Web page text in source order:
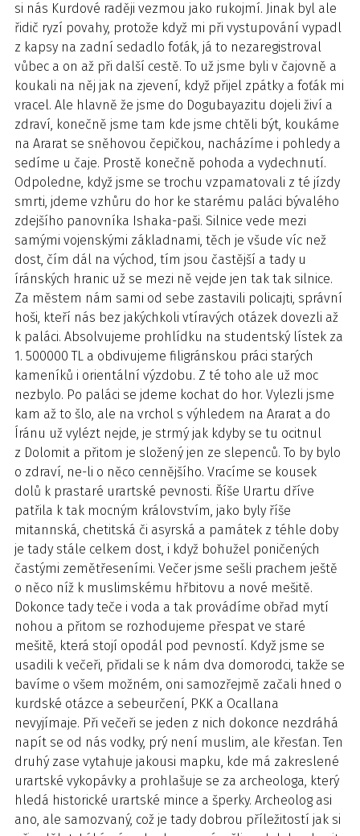
si nás Kurdové raději vezmou jako rukojmí. Jinak byl ale
řidič ryzí povahy, protože když mi při vystupování vypadl
z kapsy na zadní sedadlo foťák, já to nezaregistroval
vůbec a on až při další cestě. To už jsme byli v čajovně a
koukali na něj jak na zjevení, když přijel zpátky a foťák mi
vracel. Ale hlavně že jsme do Dogubayazitu dojeli živí a
zdraví, konečně jsme tam kde jsme chtěli být, koukáme
na Ararat se sněhovou čepičkou, nacházíme i pohledy a
sedíme u čaje. Prostě konečně pohoda a vydechnutí.
Odpoledne, když jsme se trochu vzpamatovali z té jízdy
smrti, jdeme vzhůru do hor ke starému paláci bývalého
zdejšího panovníka Ishaka-paši. Silnice vede mezi
samými vojenskými základnami, těch je všude víc než
dost, čím dál na východ, tím jsou častější a tady u
íránských hranic už se mezi ně vejde jen tak tak silnice.
Za městem nám sami od sebe zastavili policajti, správní
hoši, kteří nás bez jakýchkoli vtíravých otázek dovezli až
k paláci. Absolvujeme prohlídku na studentský lístek za
1. 500000 TL a obdivujeme filigránskou práci starých
kameníků i orientální výzdobu. Z té toho ale už moc
nezbylo. Po paláci se jdeme kochat do hor. Vylezli jsme
kam až to šlo, ale na vrchol s výhledem na Ararat a do
Íránu už vylézt nejde, je strmý jak kdyby se tu ocitnul
z Dolomit a přitom je složený jen ze slepenců. To by bylo
o zdraví, ne-li o něco cennějšího. Vracíme se kousek
dolů k prastaré urartské pevnosti. Říše Urartu dříve
patřila k tak mocným královstvím, jako byly říše
mitannská, chetitská či asyrská a památek z téhle doby
je tady stále celkem dost, i když bohužel poničených
častými zemětřeseními. Večer jsme sešli prachem ještě
o něco níž k muslimskému hřbitovu a nové mešitě.
Dokonce tady teče i voda a tak provádíme obřad mytí
nohou a přitom se rozhodujeme přespat ve staré
mešitě, která stojí opodál pod pevností. Když jsme se
usadili k večeři, přidali se k nám dva domorodci, takže se
bavíme o všem možném, oni samozřejmě začali hned o
kurdské otázce a sebeurčení, PKK a Ocallana
nevyjímaje. Při večeři se jeden z nich dokonce nezdráhá
napít se od nás vodky, prý není muslim, ale křesťan. Ten
druhý zase vytahuje jakousi mapku, kde má zakreslené
urartské vykopávky a prohlašuje se za archeologa, který
hledá historické urartské mince a šperky. Archeolog asi
ano, ale samozvaný, což je tady dobrou příležitostí jak si